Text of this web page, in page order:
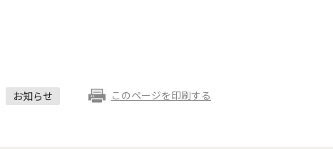
お知らせ このページを印刷する